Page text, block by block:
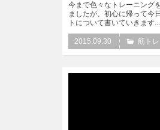
今まで色々なトレーニング
ましたが、初心に帰って今
トについて書いていきます...
2015.09.30 筋トレ